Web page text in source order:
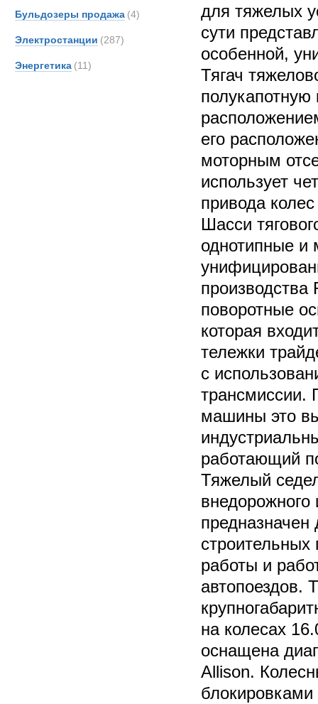
Бульдозеры продажа (4)
Электростанции (287)
Энергетика (11)
для тяжелых
сути
особенной,
Тягач
его
моторным
использует
привода
Шасси
однотипные и
производства
поворотные
которая
тележки
с
трансмиссии.
машины это
работающий
Тяжелый
строительных
работы и
автопоездов.
на колесах
оснащена
Allison.